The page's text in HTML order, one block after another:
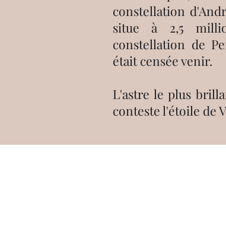
constellation
situe à 2,5
constellation de
était censée venir.
L'astre le plus
conteste l'étoile de